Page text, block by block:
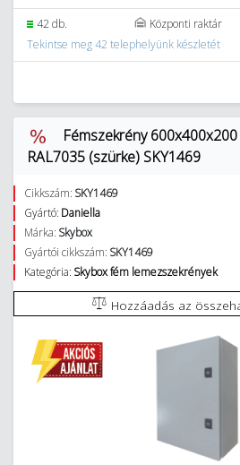
42 db. Központi raktár
Tekintse meg 42 telephelyünk készletét
Fémszekrény
RAL7035 (szürke) SKY1469
Cikkszám: SKY1469
Gyártó: Daniella
Márka: Skybox
Gyártói cikkszám: SKY1469
Kategória: Skybox fém lemezszekrények
Hozzáadás az